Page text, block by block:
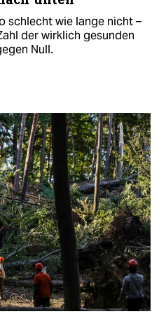
schlecht wie lange nicht –
der wirklich gesunden
Null.